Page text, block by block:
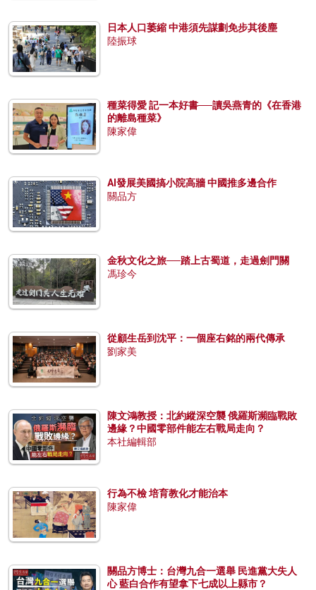
日本人口萎縮 中港須先謀劃免步其後塵
陸振球
種菜得愛 記一本好書──讀吳燕青的《在香港
的離島種菜》
陳家偉
AI發展美國搞小院高牆 中國推多邊合作
關品方
金秋文化之旅──踏上古蜀道，走過劍門關
馮珍今
從顧生岳到沈平：一個座右銘的兩代傳承
劉家美
陳文鴻教授：北約縱深空襲 俄羅斯瀕臨戰敗
邊緣？中國零部件能左右戰局走向？
本社編輯部
行為不檢 培育教化才能治本
陳家偉
關品方博士：台灣九合一選舉 民進黨大失人
心 藍白合作有望拿下七成以上縣市？